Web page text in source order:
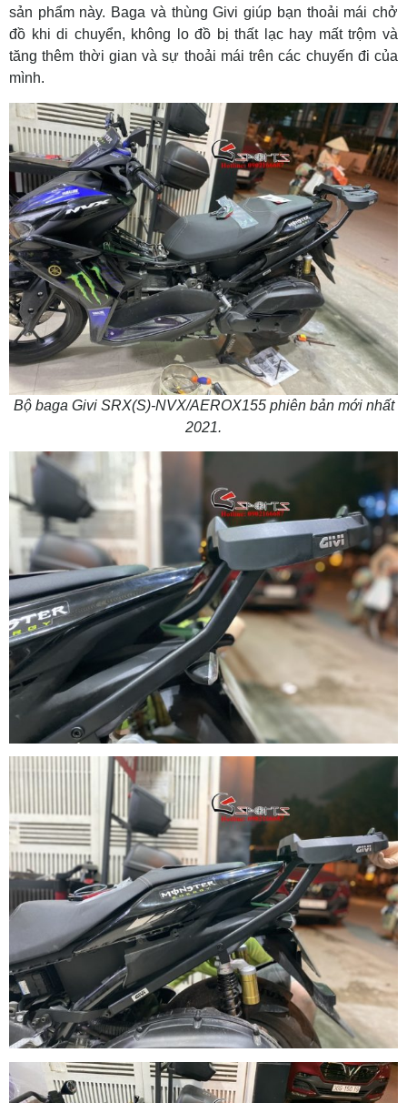
sản phẩm này. Baga và thùng Givi giúp bạn thoải mái chở
đồ khi di chuyển, không lo đồ bị thất lạc hay mất trộm và
tăng thêm thời gian và sự thoải mái trên các chuyến đi của
mình.
Bộ baga Givi SRX(S)-NVX/AEROX155 phiên bản mới nhất
2021.